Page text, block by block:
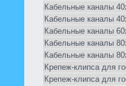
Кабельные каналы
Кабельные каналы
Кабельные каналы
Кабельные каналы
Кабельные каналы
Крепеж-клипса для
Крепеж-клипса для